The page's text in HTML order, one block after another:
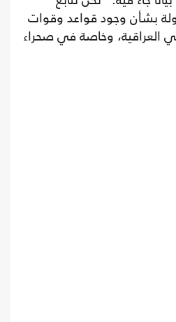
بشأن وجود قواعد وقوات
العراقية، وخاصة في صحراء